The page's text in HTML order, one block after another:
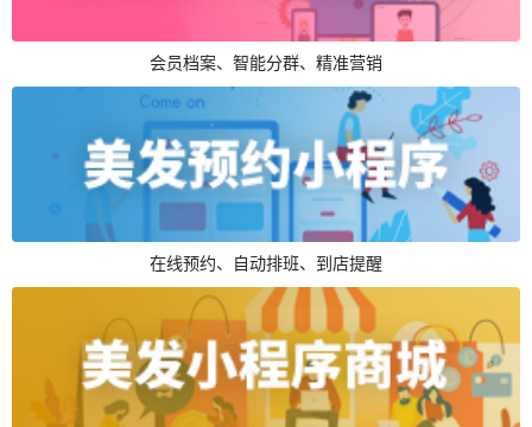
会员档案、智能分群、精准营销
在线预约、自动排班、到店提醒